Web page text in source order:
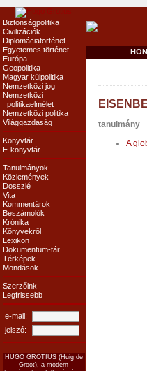
Biztonságpolitika
Civilizációk
Diplomáciatörténet
Egyetemes történet
Európa
Geopolitika
Magyar külpolitika
Nemzetközi jog
Nemzetközi
politikaelmélet
Nemzetközi politika
Világgazdaság
Könyvtár
E-könyvtár
Tanulmányok
Közlemények
Dosszié
Vita
Kommentárok
Beszámolók
Krónika
Könyvekről
Lexikon
Dokumentum-tár
Térképek
Mondások
Szerzőink
Legfrissebb
e-mail:
jelszó:
HUGO GROTIUS (Huig de
Groot), a modern
tanulmány
A